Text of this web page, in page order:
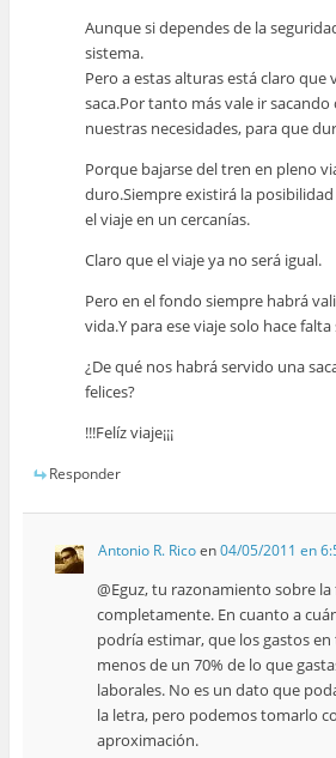
Aunque si dependes de la
sistema.
Pero a estas alturas está claro
saca.Por tanto más vale ir
nuestras necesidades, para que
Porque bajarse del tren en pleno
duro.Siempre existirá la
el viaje en un cercanías.
Claro que el viaje ya no será igual.
Pero en el fondo siempre habrá
vida.Y para ese viaje solo hace falta
¿De qué nos habrá servido una
felices?
!!!Felíz viaje¡¡¡
Responder
Antonio R. Ricoen04/05/2011 en
@Eguz, tu razonamiento sobre
completamente. En cuanto a
podría estimar, que los gastos
menos de un 70% de lo que
laborales. No es un dato que
la letra, pero podemos tomarlo
aproximación.